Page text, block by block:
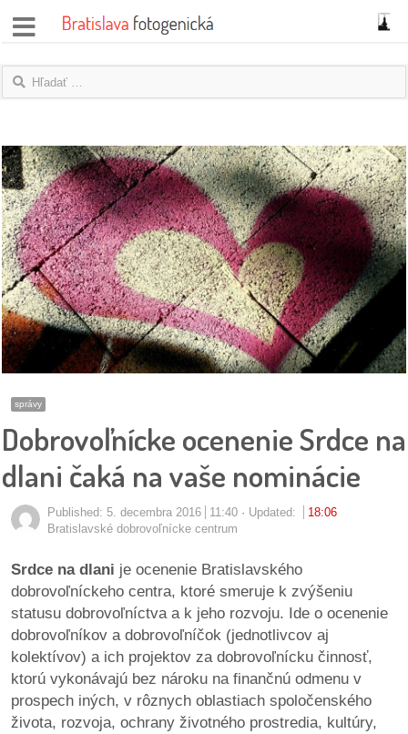
správy
názory
|
blogy
rozhovory
fotky
protesty
granty
kalendár
zákony
mestské
časti
kauzy
konania
stavebné
správy
Dobrovoľnícke ocenenie Srdce na
dlani čaká na vaše nominácie
Published: 5. decembra 2016 11:40 Updated:
18:06
Bratislavské dobrovoľnícke centrum
Srdce na dlani je ocenenie Bratislavského
dobrovoľníckeho centra, ktoré smeruje k zvýšeniu
statusu dobrovoľníctva a k jeho rozvoju. Ide o ocenenie
dobrovoľníkov a dobrovoľníčok (jednotlivcov aj
kolektívov) a ich projektov za dobrovoľnícku činnosť,
ktorú vykonávajú bez nároku na finančnú odmenu v
prospech iných, v rôznych oblastiach spoločenského
života, rozvoja, ochrany životného prostredia, kultúry,